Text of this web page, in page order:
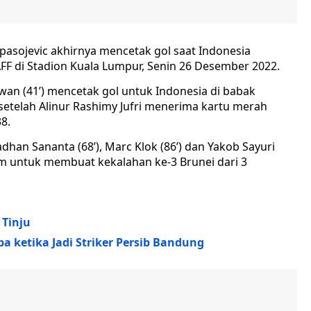
akhirnya mencetak gol saat Indonesia
di Stadion Kuala Lumpur, Senin 26 Desember 2022.
(41’) mencetak gol untuk Indonesia di babak
Alinur Rashimy Jufri menerima kartu merah
Sananta (68’), Marc Klok (86’) dan Yakob Sayuri
untuk membuat kekalahan ke-3 Brunei dari 3
ketika Jadi Striker Persib Bandung